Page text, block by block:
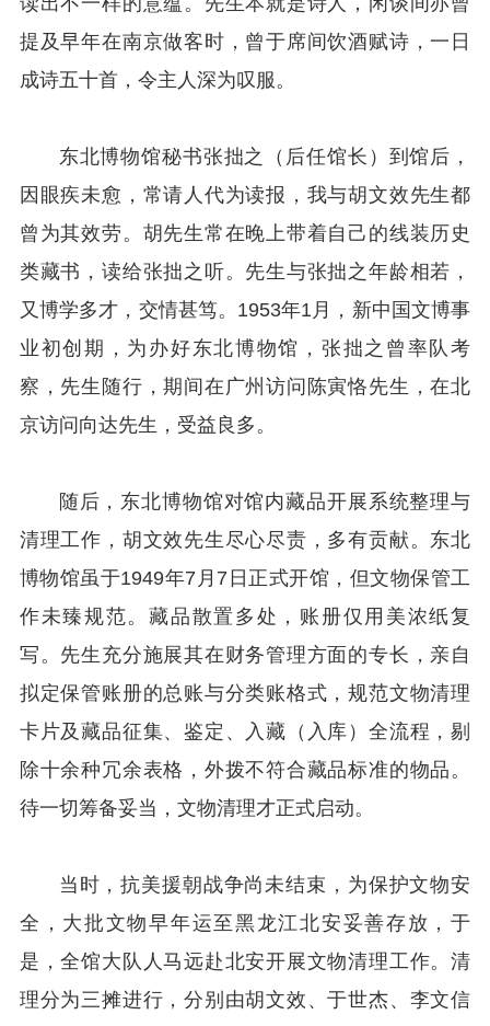
提及早年在南京做客时，曾于席间饮酒赋诗，一日
成诗五十首，令主人深为叹服。
东北博物馆秘书张拙之（后任馆长）到馆后，
因眼疾未愈，常请人代为读报，我与胡文效先生都
曾为其效劳。胡先生常在晚上带着自己的线装历史
类藏书，读给张拙之听。先生与张拙之年龄相若，
又博学多才，交情甚笃。1953年1月，新中国文博事
业初创期，为办好东北博物馆，张拙之曾率队考
察，先生随行，期间在广州访问陈寅恪先生，在北
京访问向达先生，受益良多。
随后，东北博物馆对馆内藏品开展系统整理与
清理工作，胡文效先生尽心尽责，多有贡献。东北
博物馆虽于1949年7月7日正式开馆，但文物保管工
作未臻规范。藏品散置多处，账册仅用美浓纸复
写。先生充分施展其在财务管理方面的专长，亲自
拟定保管账册的总账与分类账格式，规范文物清理
卡片及藏品征集、鉴定、入藏（入库）全流程，剔
除十余种冗余表格，外拨不符合藏品标准的物品。
待一切筹备妥当，文物清理才正式启动。
当时，抗美援朝战争尚未结束，为保护文物安
全，大批文物早年运至黑龙江北安妥善存放，于
是，全馆大队人马远赴北安开展文物清理工作。清
理分为三摊进行，分别由胡文效、于世杰、李文信